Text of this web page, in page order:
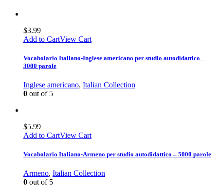
$3.99
Add to CartView Cart
Vocabolario Italiano-Inglese americano per studio autodidattico –
3000 parole
Inglese americano, Italian Collection
0 out of 5
$5.99
Add to CartView Cart
Vocabolario Italiano-Armeno per studio autodidattico – 5000 parole
Armeno, Italian Collection
0 out of 5